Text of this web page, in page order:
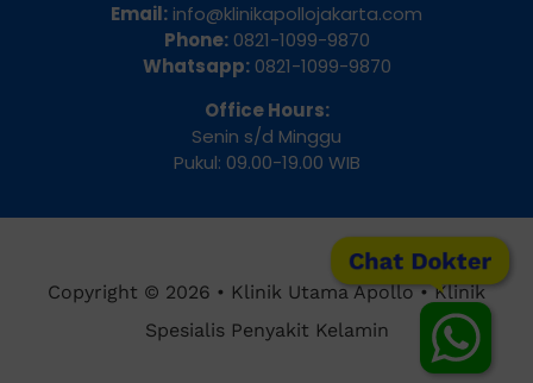
Chat Dokter
Email: info@klinikapollojakarta.com
Phone:0821-1099-9870
Whatsapp:0821-1099-9870
Office Hours:
Senin s/d Minggu
Pukul: 09.00-19.00 WIB
Copyright © 2026 • Klinik Utama Apollo • Klinik
Spesialis Penyakit Kelamin